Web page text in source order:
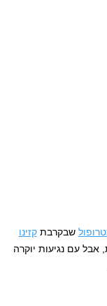
שבקרבתקזינו
עם נגיעות יוקרה